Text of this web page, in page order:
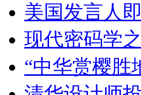
美国发言人
现代密码学
“中华赏樱胜